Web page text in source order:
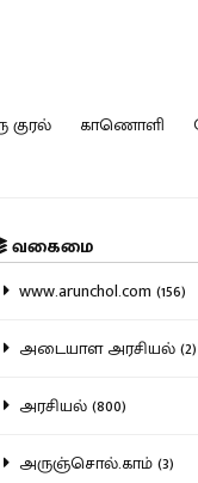
காணொளி
வகைமை
www.arunchol.com (156)
அடையாள அரசியல் (2)
அரசியல் (800)
அருஞ்சொல்.காம் (3)